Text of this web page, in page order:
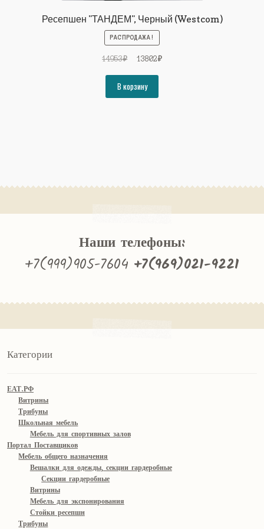
Ресепшен "ТАНДЕМ", Черный (Westcom)
РАСПРОДАЖА!
14953₽
Первоначальная
составляла
14953₽.
13802₽Текущая
В корзину
Наши телефоны:
+7(999)905-7604 +7(969)021-9221
Категории
ЕАТ.РФ
Витрины
Трибуны
Школьная мебель
Мебель для спортивных залов
Портал Поставщиков
Мебель общего назначения
Вешалки для одежды, секции гардеробные
Секции гардеробные
Витрины
Мебель для экспонирования
Стойки ресепшн
Трибуны